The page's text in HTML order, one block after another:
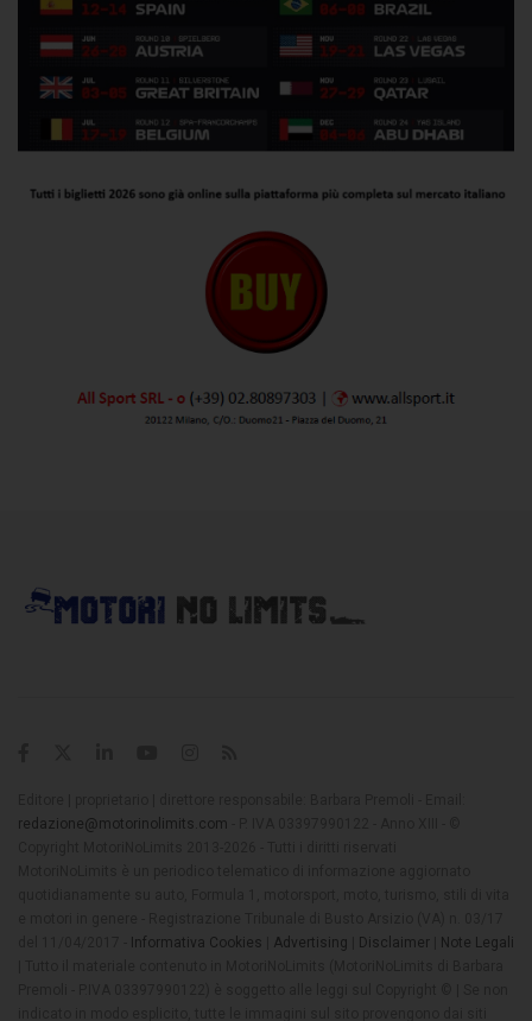
redazione@motorinolimits.com
Informativa Cookies Advertising Disclaimer
Note Legali